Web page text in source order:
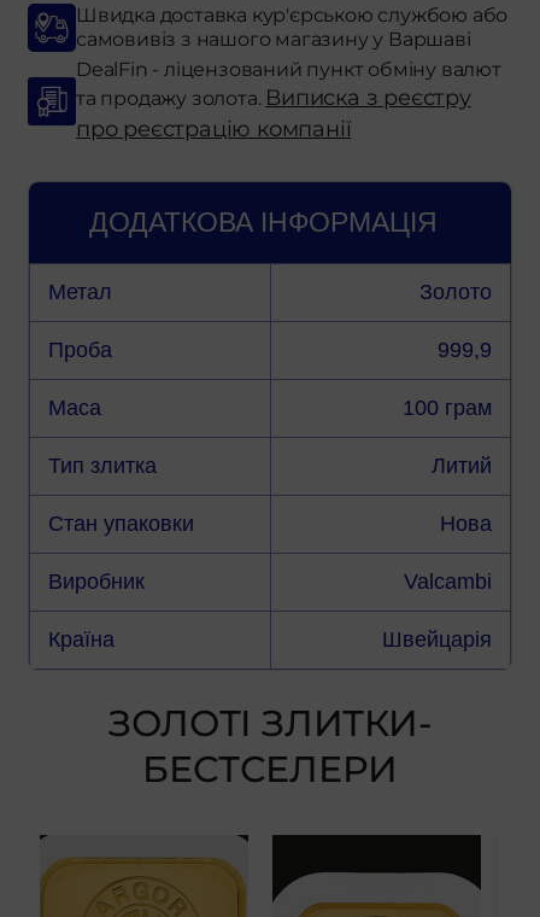
Швидка доставка кур'єрською службою або
самовивіз з нашого магазину у Варшаві
DealFin - ліцензований пункт обміну валют
та продажу золота. Виписка з реєстру
про реєстрацію компанії
ДОДАТКОВА ІНФОРМАЦІЯ
Метал Золото
Проба 999,9
Маса 100 грам
Тип злитка Литий
Стан упаковки Нова
Виробник Valcambi
Країна Швейцарія
ЗОЛОТІ ЗЛИТКИ-
БЕСТСЕЛЕРИ